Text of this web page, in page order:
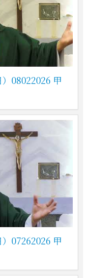
08022026 甲
07262026 甲